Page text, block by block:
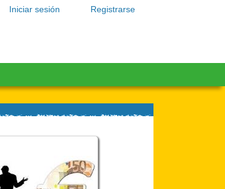
Registrarse
Iniciar sesión